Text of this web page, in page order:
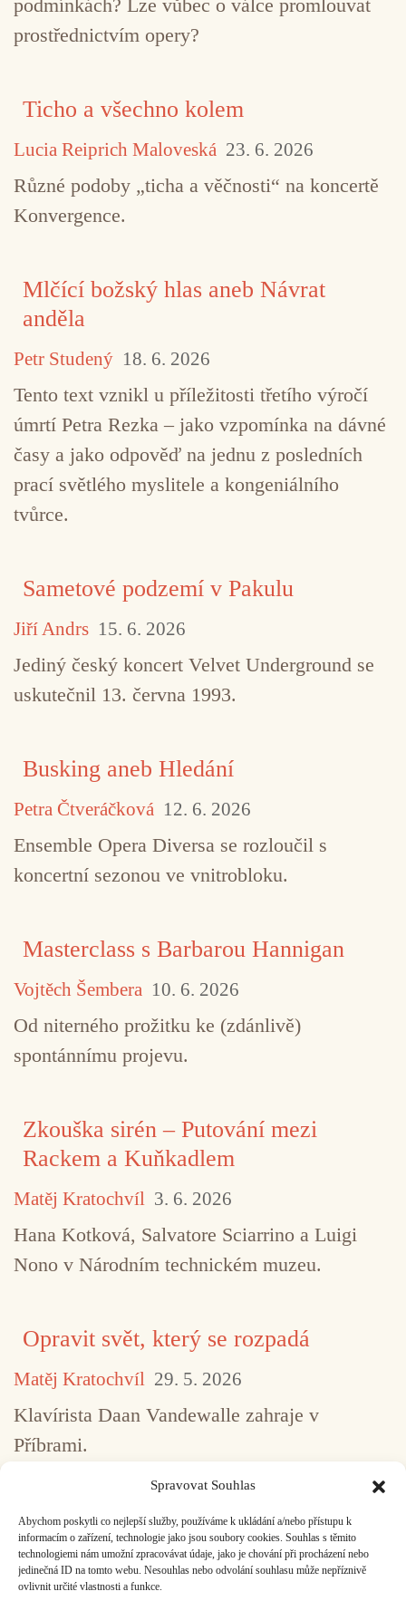
Spravovat Souhlas
Abychom poskytli co nejlepší služby, používáme k ukládání a/nebo přístupu k
informacím o zařízení, technologie jako jsou soubory cookies. Souhlas s těmito
technologiemi nám umožní zpracovávat údaje, jako je chování při procházení nebo
jedinečná ID na tomto webu. Nesouhlas nebo odvolání souhlasu může nepříznivě
ovlivnit určité vlastnosti a funkce.
Cecil Taylor
Jeff Buckley John Zorn Lou Reed
Naked City
Sonic Youth Sonny Sharrock
Zeena Parkins
podmínkách? Lze vůbec o válce promlouvat
prostřednictvím opery?
Ticho a všechno kolem
Lucia Reiprich Maloveská 23. 6. 2026
Různé podoby „ticha a věčnosti“ na koncertě
Konvergence.
Mlčící božský hlas aneb Návrat
anděla
Petr Studený 18. 6. 2026
Tento text vznikl u příležitosti třetího výročí
úmrtí Petra Rezka – jako vzpomínka na dávné
časy a jako odpověď na jednu z posledních
prací světlého myslitele a kongeniálního
tvůrce.
Sametové podzemí v Pakulu
Jiří Andrs 15. 6. 2026
Jediný český koncert Velvet Underground se
uskutečnil 13. června 1993.
Busking aneb Hledání
Petra Čtveráčková 12. 6. 2026
Ensemble Opera Diversa se rozloučil s
koncertní sezonou ve vnitrobloku.
Masterclass s Barbarou Hannigan
Vojtěch Šembera 10. 6. 2026
Od niterného prožitku ke (zdánlivě)
spontánnímu projevu.
Zkouška sirén – Putování mezi
Rackem a Kuňkadlem
Matěj Kratochvíl 3. 6. 2026
Hana Kotková, Salvatore Sciarrino a Luigi
Nono v Národním technickém muzeu.
Opravit svět, který se rozpadá
Matěj Kratochvíl 29. 5. 2026
Klavírista Daan Vandewalle zahraje v
Příbrami.
1 2 3 4 5 ... 517